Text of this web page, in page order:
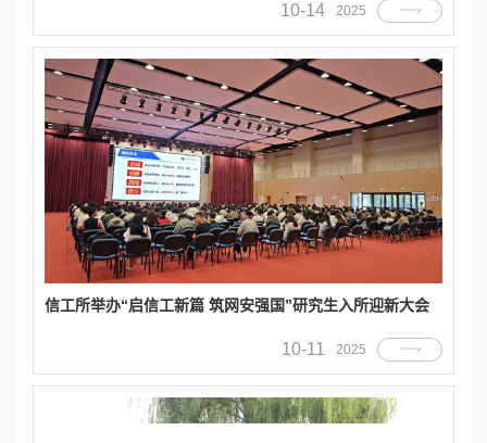
10-14 2025
信工所举办“启信工新篇 筑网安强国”研究生入所迎新大会
10-11 2025